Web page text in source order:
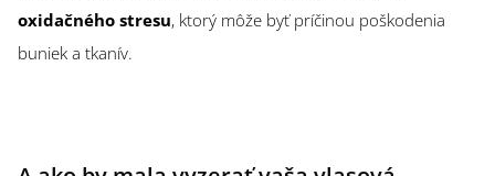
oxidačného stresu, ktorý môže byť príčinou poškodenia
buniek a tkanív.